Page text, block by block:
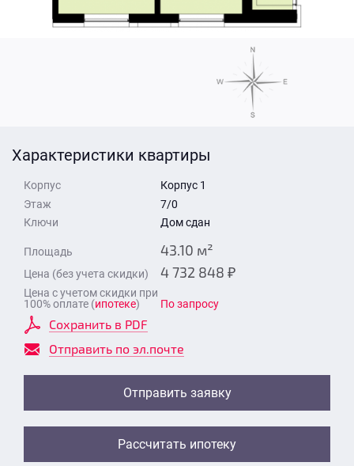
Характеристики квартиры
Корпус
Корпус 1
Этаж
7/0
Ключи
Дом сдан
Площадь 43.10 м²
Цена (без учета скидки) 4 732 848 ₽
Цена с учетом скидки при
100% оплате (ипотеке) По запросу
Сохранить в PDF
Отправить по эл.почте
Отправить заявку
Рассчитать ипотеку
Стоимость квартиры
Время для звонка
Отправить
Время для звонка
Отправить